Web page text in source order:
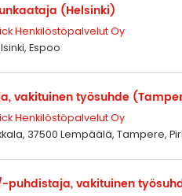
(Helsinki)
Henkilöstöpalvelut Oy
Espoo
vakituinen työsuhde
Henkilöstöpalvelut Oy
37500 Lempäälä, Tampere,
vakituinen